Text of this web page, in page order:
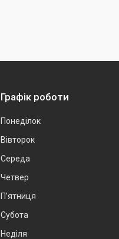
Графік роботи
Понеділок
Вівторок
Середа
Четвер
Пʼятниця
Субота
Неділя